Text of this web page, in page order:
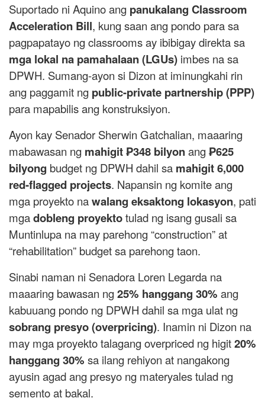
Suportado ni Aquino ang panukalang Classroom
Acceleration Bill, kung saan ang pondo para sa
pagpapatayo ng classrooms ay ibibigay direkta sa
mga lokal na pamahalaan (LGUs) imbes na sa
DPWH. Sumang-ayon si Dizon at iminungkahi rin
ang paggamit ng public-private partnership (PPP)
para mapabilis ang konstruksiyon.
Ayon kay Senador Sherwin Gatchalian, maaaring
mabawasan ng mahigit ₱348 bilyonang₱625
bilyong budget ng DPWH dahil sa mahigit 6,000
red-flagged projects. Napansin ng komite ang
mga proyekto nawalang eksaktong lokasyon, pati
mgadobleng proyektotulad ng isang gusali sa
Muntinlupa na may parehong “construction” at
“rehabilitation” budget sa parehong taon.
Sinabi naman ni Senadora Loren Legarda na
maaaring bawasan ng25% hanggang 30% ang
kabuuang pondo ng DPWH dahil sa mga ulat ng
sobrang presyo (overpricing). Inamin ni Dizon na
may mga proyekto talagang overpriced ng higit20%
hanggang 30% sa ilang rehiyon at nangakong
ayusin agad ang presyo ng materyales tulad ng
semento at bakal.